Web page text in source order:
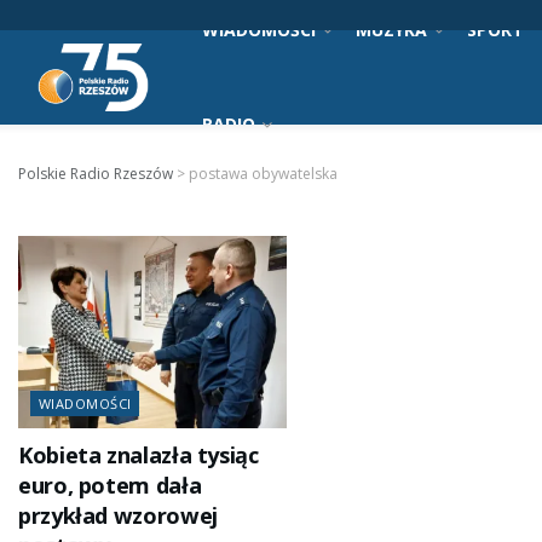
WIADOMOŚCI MUZYKA SPORT
RADIO
Polskie Radio Rzeszów > postawa obywatelska
WIADOMOŚCI
Kobieta znalazła tysiąc
euro, potem dała
przykład wzorowej